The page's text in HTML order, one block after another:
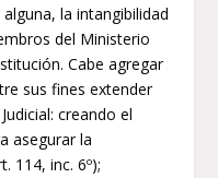
la intangibilidad
del Ministerio
Cabe agregar
sus fines extender
creando el
asegurar la
114, inc. 6º);